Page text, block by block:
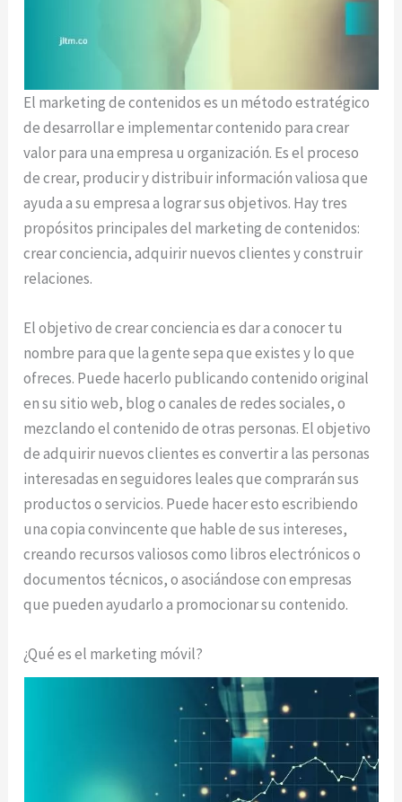
El marketing de contenidos es un método estratégico
de desarrollar e implementar contenido para crear
valor para una empresa u organización. Es el proceso
de crear, producir y distribuir información valiosa que
ayuda a su empresa a lograr sus objetivos. Hay tres
propósitos principales del marketing de contenidos:
crear conciencia, adquirir nuevos clientes y construir
relaciones.
El objetivo de crear conciencia es dar a conocer tu
nombre para que la gente sepa que existes y lo que
ofreces. Puede hacerlo publicando contenido original
en su sitio web, blog o canales de redes sociales, o
mezclando el contenido de otras personas. El objetivo
de adquirir nuevos clientes es convertir a las personas
interesadas en seguidores leales que comprarán sus
productos o servicios. Puede hacer esto escribiendo
una copia convincente que hable de sus intereses,
creando recursos valiosos como libros electrónicos o
documentos técnicos, o asociándose con empresas
que pueden ayudarlo a promocionar su contenido.
¿Qué es el marketing móvil?